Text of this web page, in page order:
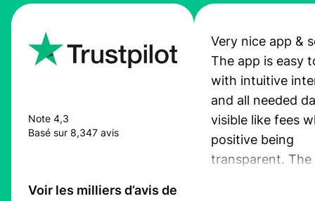
Note 4,3
Basé sur 8,347 avis
Voir les milliers d’avis de
Very nice app &
The app is easy
with intuitive
and all needed
visible like fees
positive being
transparent. The